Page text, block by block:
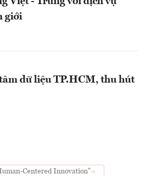
giới
dữ liệu TP.HCM, thu hút
Centered Innovation”